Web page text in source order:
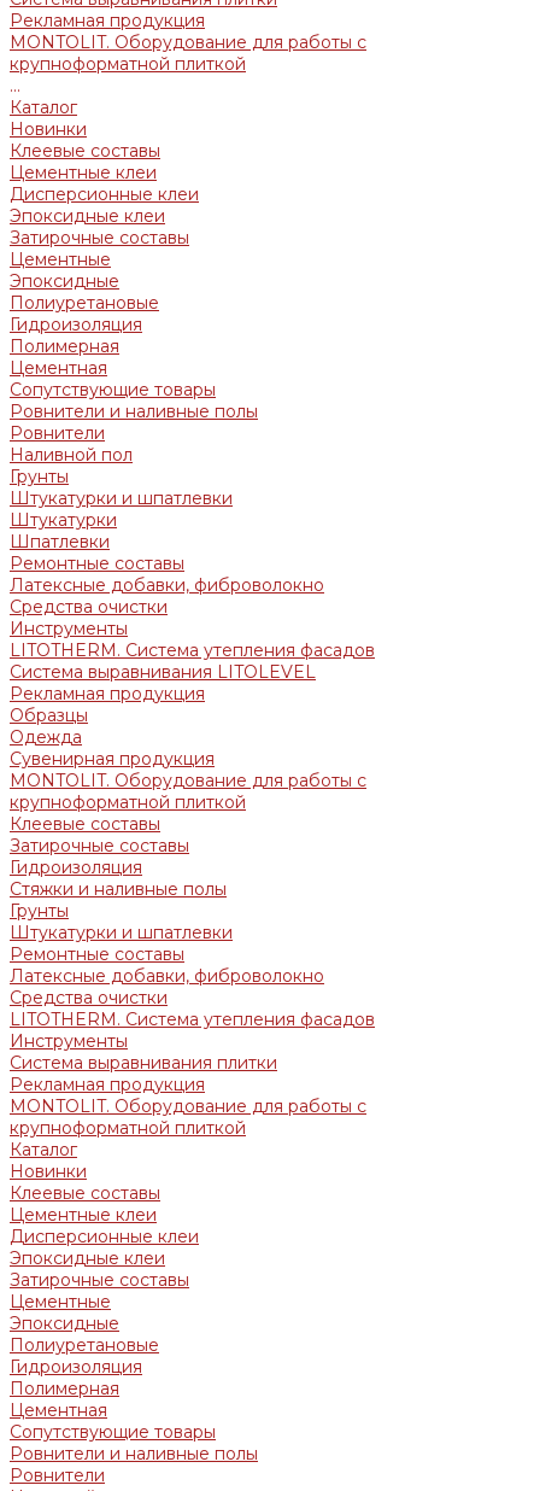
Рекламная продукция
MONTOLIT. Оборудование для работы с
крупноформатной плиткой
...
Каталог
Новинки
Клеевые составы
Цементные клеи
Дисперсионные клеи
Эпоксидные клеи
Затирочные составы
Цементные
Эпоксидные
Полиуретановые
Гидроизоляция
Полимерная
Цементная
Сопутствующие товары
Ровнители и наливные полы
Ровнители
Наливной пол
Грунты
Штукатурки и шпатлевки
Штукатурки
Шпатлевки
Ремонтные составы
Латексные добавки, фиброволокно
Средства очистки
Инструменты
LITOTHERM. Система утепления фасадов
Система выравнивания LITOLEVEL
Рекламная продукция
Образцы
Одежда
Сувенирная продукция
MONTOLIT. Оборудование для работы с
крупноформатной плиткой
Клеевые составы
Затирочные составы
Гидроизоляция
Стяжки и наливные полы
Грунты
Штукатурки и шпатлевки
Ремонтные составы
Латексные добавки, фиброволокно
Средства очистки
LITOTHERM. Система утепления фасадов
Инструменты
Система выравнивания плитки
Рекламная продукция
MONTOLIT. Оборудование для работы с
крупноформатной плиткой
Каталог
Новинки
Клеевые составы
Цементные клеи
Дисперсионные клеи
Эпоксидные клеи
Затирочные составы
Цементные
Эпоксидные
Полиуретановые
Гидроизоляция
Полимерная
Цементная
Сопутствующие товары
Ровнители и наливные полы
Ровнители